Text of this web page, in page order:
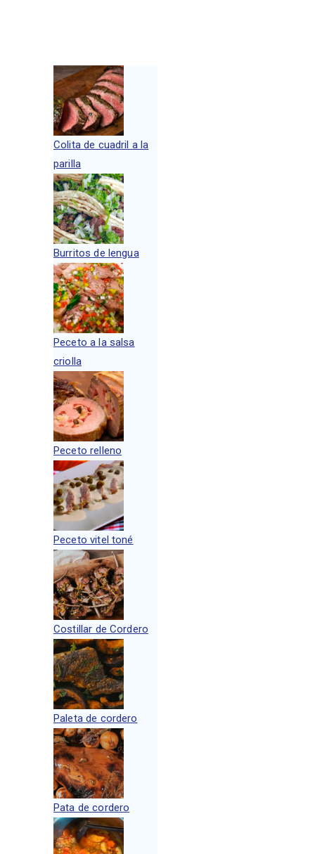
Colita de cuadril a la
parilla
Burritos de lengua
Peceto a la salsa
criolla
Peceto relleno
Peceto vitel toné
Costillar de Cordero
Paleta de cordero
Pata de cordero